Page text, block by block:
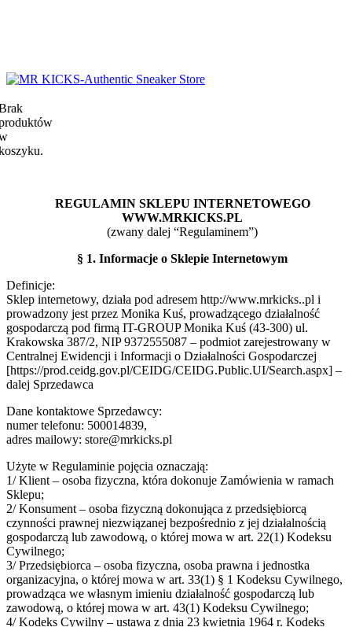
REGULAMIN SKLEPU INTERNETOWEGO
WWW.MRKICKS.PL
(zwany dalej “Regulaminem”)
§ 1. Informacje o Sklepie Internetowym
Definicje:
Sklep internetowy, działa pod adresem http://www.mrkicks..pl i
prowadzony jest przez Monika Kuś, prowadzącego działalność
gospodarczą pod firmą IT-GROUP Monika Kuś (43-300) ul.
Krakowska 387/2, NIP 9372555087 – podmiot zarejestrowany w
Centralnej Ewidencji i Informacji o Działalności Gospodarczej
[https://prod.ceidg.gov.pl/CEIDG/CEIDG.Public.UI/Search.aspx] –
dalej Sprzedawca
Dane kontaktowe Sprzedawcy:
numer telefonu: 500014839,
adres mailowy: store@mrkicks.pl
Użyte w Regulaminie pojęcia oznaczają:
1/ Klient – osoba fizyczna, która dokonuje Zamówienia w ramach
Sklepu;
2/ Konsument – osoba fizyczną dokonująca z przedsiębiorcą
czynności prawnej niezwiązanej bezpośrednio z jej działalnością
gospodarczą lub zawodową, o której mowa w art. 22(1) Kodeksu
Cywilnego;
3/ Przedsiębiorca – osoba fizyczna, osoba prawna i jednostka
organizacyjna, o której mowa w art. 33(1) § 1 Kodeksu Cywilnego,
prowadząca we własnym imieniu działalność gospodarczą lub
zawodową, o której mowa w art. 43(1) Kodeksu Cywilnego;
4/ Kodeks Cywilny – ustawa z dnia 23 kwietnia 1964 r. Kodeks